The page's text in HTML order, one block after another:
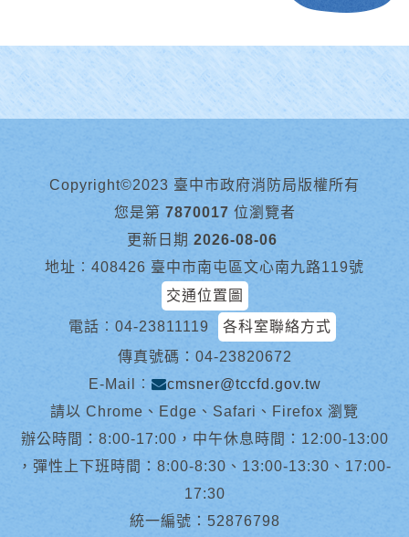
Copyright©2023 臺中市政府消防局版權所有
您是第 7870017 位瀏覽者
更新日期 2026-08-06
地址︰408426 臺中市南屯區文心南九路119號
交通位置圖
電話︰ 04-23811119
各科室聯絡方式
傳真號碼：04-23820672
E-Mail︰
cmsner@tccfd.gov.tw
請以 Chrome、Edge、Safari、Firefox 瀏覽
辦公時間：8:00-17:00，中午休息時間：12:00-13:00
，彈性上下班時間：8:00-8:30、13:00-13:30、17:00-
17:30
統一編號：52876798